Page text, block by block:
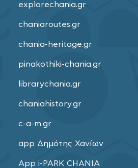
explorechania.gr
chaniaroutes.gr
chania-heritage.gr
pinakothiki-chania.gr
librarychania.gr
chaniahistory.gr
c-a-m.gr
app Δημότης Χανίων
App i-PARK CHANIA